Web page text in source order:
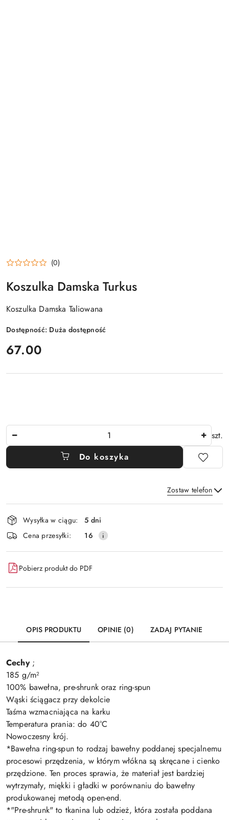
(0)
Koszulka Damska Turkus
Koszulka Damska Taliowana
Dostępność: Duża dostępność
cena:
67.00
szt.
Do koszyka
Zostaw telefon
Wyślij
Dostępność
i
dostawa
Wysyłka w ciągu:
5 dni
Cena przesyłki:
16
Pobierz produkt do PDF
OPIS PRODUKTU OPINIE (0) ZADAJ PYTANIE
Cechy ;
185 g/m²
100% bawełna, pre-shrunk oraz ring-spun
Wąski ściągacz przy dekolcie
Taśma wzmacniająca na karku
Temperatura prania: do 40°C
Nowoczesny krój.
*Bawełna ring-spun to rodzaj bawełny poddanej specjalnemu
procesowi przędzenia, w którym włókna są skręcane i cienko
przędzione. Ten proces sprawia, że materiał jest bardziej
wytrzymały, miękki i gładki w porównaniu do bawełny
produkowanej metodą open-end.
*"Pre-shrunk" to tkanina lub odzież, która została poddana